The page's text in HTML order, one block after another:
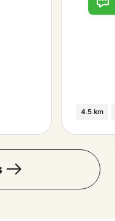
4.5 km